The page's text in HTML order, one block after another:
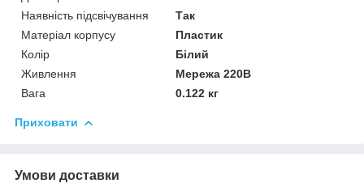
Наявність підсвічування
Так
Матеріал корпусу
Пластик
Колір
Білий
Живлення
Мережа 220В
Вага
0.122 кг
Приховати
Умови доставки